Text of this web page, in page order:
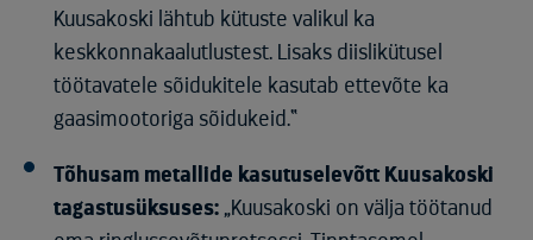
Kuusakoski lähtub kütuste valikul ka
keskkonnakaalutlustest. Lisaks diislikütusel
töötavatele sõidukitele kasutab ettevõte ka
gaasimootoriga sõidukeid.“
Tõhusam metallide kasutuselevõtt Kuusakoski
tagastusüksuses: „Kuusakoski on välja töötanud